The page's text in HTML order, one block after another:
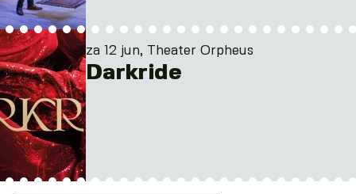
za 12 jun, Theater Orpheus
Darkride